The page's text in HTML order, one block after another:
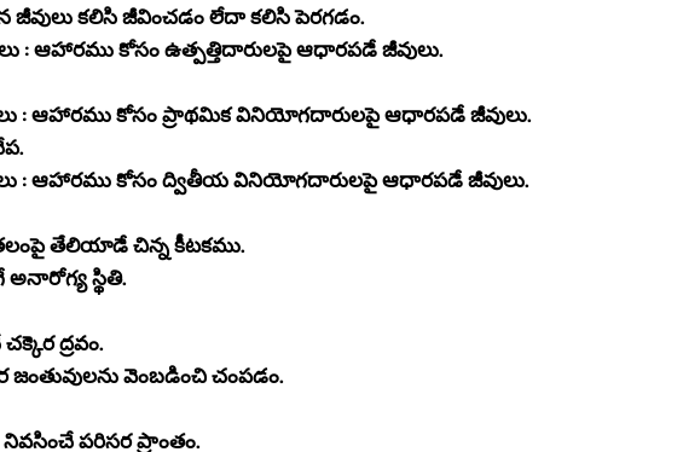
కలిసి జీవించడం లేదా కలిసి పెరగడం.
: ఆహారము కోసం ఉత్పత్తిదారులపై ఆధారపడే జీవులు.
: ఆహారము కోసం ప్రాథమిక వినియోగదారులపై ఆధారపడే జీవులు.
: ఆహారము కోసం ద్వితీయ వినియోగదారులపై ఆధారపడే జీవులు.
తేలియాడే చిన్న కీటకము.
అనారోగ్య స్థితి.
ద్రవం.
వెంబడించి చంపడం.
నివసించే పరిసర ప్రాంతం.